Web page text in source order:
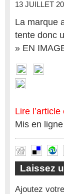
13 JUILLET
La marque
tente donc
» EN
Lire
Mis en
Laissez
Ajoutez